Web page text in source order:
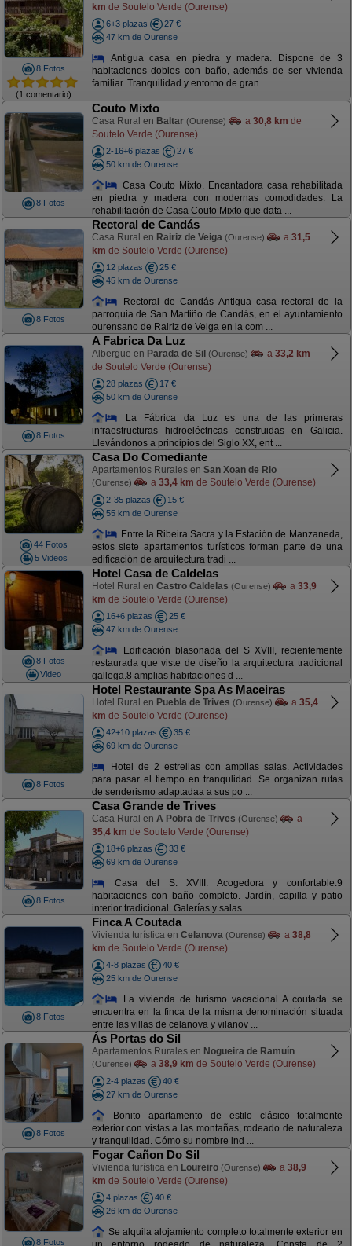
8 Fotos
(1 comentario)
km de Soutelo Verde (Ourense)
6+3 plazas
27 €
47 km de Ourense
Antigua casa en piedra y madera. Dispone de 3
habitaciones dobles con baño, además de ser vivienda
familiar. Tranquilidad y entorno de gran ...
8 Fotos
Couto Mixto
Casa Rural en Baltar (Ourense) a 30,8 km de
Soutelo Verde (Ourense)
2-16+6 plazas
27 €
50 km de Ourense
Casa Couto Mixto. Encantadora casa rehabilitada
en piedra y madera con modernas comodidades. La
rehabilitación de Casa Couto Mixto que data ...
8 Fotos
Rectoral de Candás
Casa Rural en Rairiz de Veiga (Ourense) a 31,5
km de Soutelo Verde (Ourense)
12 plazas
25 €
45 km de Ourense
Rectoral de Candás Antigua casa rectoral de la
parroquia de San Martiño de Candás, en el ayuntamiento
ourensano de Rairiz de Veiga en la com ...
8 Fotos
A Fabrica Da Luz
Albergue en Parada de Sil (Ourense) a 33,2 km
de Soutelo Verde (Ourense)
28 plazas
17 €
50 km de Ourense
La Fábrica da Luz es una de las primeras
infraestructuras hidroeléctricas construidas en Galicia.
Llevándonos a principios del Siglo XX, ent ...
44 Fotos
5 Videos
Casa Do Comediante
Apartamentos Rurales en San Xoan de Rio
(Ourense) a 33,4 km de Soutelo Verde (Ourense)
2-35 plazas
15 €
55 km de Ourense
Entre la Ribeira Sacra y la Estación de Manzaneda,
estos siete apartamentos turísticos forman parte de una
edificación de arquitectura tradi ...
8 Fotos
Video
Hotel Casa de Caldelas
Hotel Rural en Castro Caldelas (Ourense) a 33,9
km de Soutelo Verde (Ourense)
16+6 plazas
25 €
47 km de Ourense
Edificación blasonada del S XVIII, recientemente
restaurada que viste de diseño la arquitectura tradicional
gallega.8 amplias habitaciones d ...
8 Fotos
Hotel Restaurante Spa As Maceiras
Hotel Rural en Puebla de Trives (Ourense) a 35,4
km de Soutelo Verde (Ourense)
42+10 plazas
35 €
69 km de Ourense
Hotel de 2 estrellas con amplias salas. Actividades
para pasar el tiempo en tranqulidad. Se organizan rutas
de senderismo adaptadaa a sus po ...
8 Fotos
Casa Grande de Trives
Casa Rural en A Pobra de Trives (Ourense)
a
35,4 km de Soutelo Verde (Ourense)
18+6 plazas
33 €
69 km de Ourense
Casa del S. XVIII. Acogedora y confortable.9
habitaciones con baño completo. Jardín, capilla y patio
interior tradicional. Galerías y salas ...
8 Fotos
Finca A Coutada
Vivienda turística en Celanova (Ourense) a 38,8
km de Soutelo Verde (Ourense)
4-8 plazas
40 €
25 km de Ourense
La vivienda de turismo vacacional A coutada se
encuentra en la finca de la misma denominación situada
entre las villas de celanova y vilanov ...
8 Fotos
Ás Portas do Sil
Apartamentos Rurales en Nogueira de Ramuín
(Ourense) a 38,9 km de Soutelo Verde (Ourense)
2-4 plazas
40 €
27 km de Ourense
Bonito apartamento de estilo clásico totalmente
exterior con vistas a las montañas, rodeado de naturaleza
y tranquilidad. Cómo su nombre ind ...
8 Fotos
Fogar Cañon Do Sil
Vivienda turística en Loureiro (Ourense) a 38,9
km de Soutelo Verde (Ourense)
4 plazas
40 €
26 km de Ourense
Se alquila alojamiento completo totalmente exterior en